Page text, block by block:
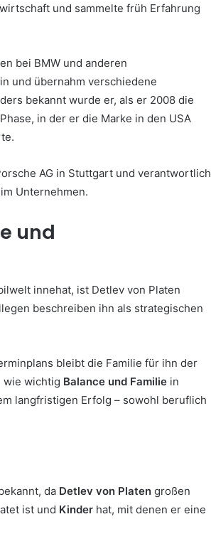
und sammelte früh Erfahrung
bei BMW und anderen
und übernahm verschiedene
bekannt wurde er, als er 2008 die
in der er die Marke in den USA
AG in Stuttgart und verantwortlich
Unternehmen.
und
innehat, ist Detlev von Platen
beschreiben ihn als strategischen
bleibt die Familie für ihn der
wie wichtig Balance und Familie in
langfristigen Erfolg – sowohl beruflich
da Detlev von Platen großen
ist und Kinder hat, mit denen er eine